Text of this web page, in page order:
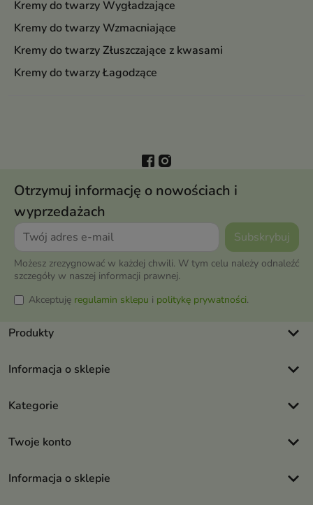
Kremy do twarzy Wygładzające
Kremy do twarzy Wzmacniające
Kremy do twarzy Złuszczające z kwasami
Kremy do twarzy Łagodzące
Otrzymuj informację o nowościach i
wyprzedażach
Możesz zrezygnować w każdej chwili. W tym celu należy odnaleźć
szczegóły w naszej informacji prawnej.
Akceptuję regulamin sklepu i politykę prywatności.
Produkty keyboard_arrow_down
Informacja o sklepie keyboard_arrow_down
Kategorie keyboard_arrow_down
Twoje konto keyboard_arrow_down
Informacja o sklepie keyboard_arrow_down